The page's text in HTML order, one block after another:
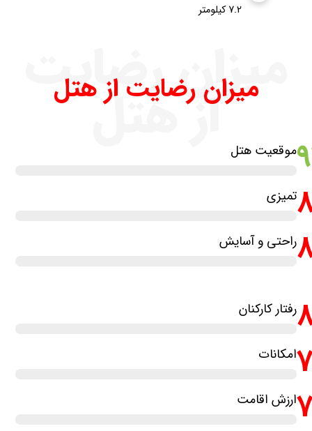
7.2 کیلومتر
میزان رضایت
از هتل
میزان رضایت از هتل
موقعیت هتل
تمیزی
راحتی و آسایش
رفتار کارکنان
امکانات
ارزش اقامت